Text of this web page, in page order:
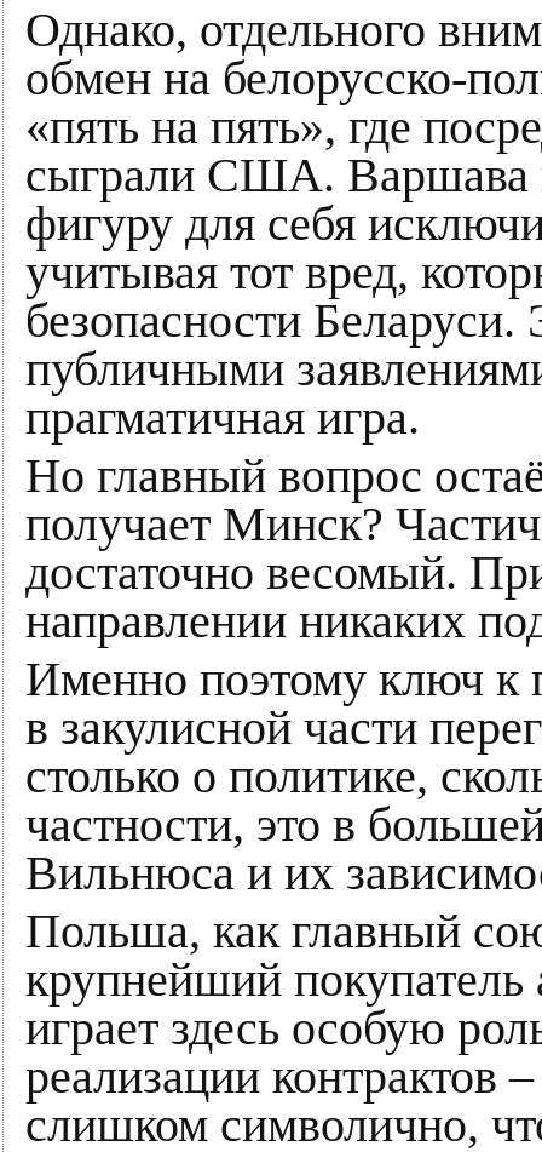
Однако, отдельного
обмен на белорусско-
«пять на пять», где
сыграли США. Варшава
фигуру для себя
учитывая тот вред,
безопасности
публичными
прагматичная игра.
Но главный вопрос
получает Минск?
достаточно весомый.
направлении никаких
Именно поэтому ключ к
в закулисной части
столько о политике,
частности, это в
Вильнюса и их
Польша, как главный
крупнейший покупатель
играет здесь особую
реализации контрактов
слишком символично,